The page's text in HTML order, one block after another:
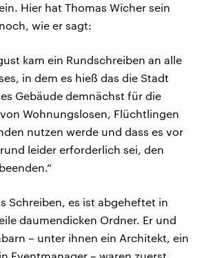
Hier hat Thomas Wicher sein
wie er sagt:
kam ein Rundschreiben an alle
in dem es hieß das die Stadt
Gebäude demnächst für die
Wohnungslosen, Flüchtlingen
nutzen werde und dass es vor
leider erforderlich sei, den
Schreiben, es ist abgeheftet in
daumendicken Ordner. Er und
– unter ihnen ein Architekt, ein